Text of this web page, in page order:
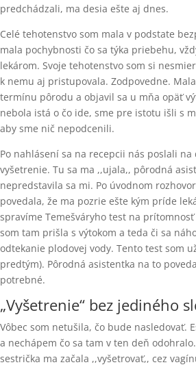
predchádzali, ma desia ešte aj dnes.
Celé tehotenstvo som mala v podstate
mala pochybnosti čo sa týka priebehu,
lekárom. Svoje tehotenstvo som si
k nemu aj pristupovala. Zodpovedne.
termínu pôrodu a objavil sa u mňa opäť
nebola istá o čo ide, sme pre istotu išli s
aby sme nič nepodcenili.
Po nahlásení sa na recepcii nás poslali
vyšetrenie. Tu sa ma ,,ujala,, pôrodná
nepredstavila sa mi. Po úvodnom
povedala, že ma pozrie ešte kým príde
spravíme Temešváryho test na
som tam prišla s výtokom a teda či sa
odtekanie plodovej vody. Tento test som
predtým). Pôrodná asistentka na to
potrebné.
„Vyšetrenie“ bez jediného
Vôbec som netušila, čo bude nasledovať.
a nechápem čo sa tam v ten deň
sestrička ma začala ,,vyšetrovať,, cez